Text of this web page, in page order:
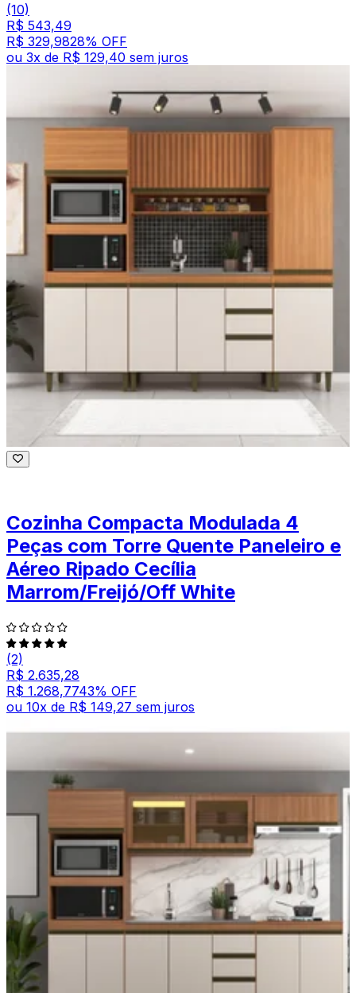
(10)
R$ 543,49
R$ 329,9828% OFF
ou 3x de R$ 129,40 sem juros
Cozinha Compacta Modulada 4
Peças com Torre Quente Paneleiro e
Aéreo Ripado Cecília
Marrom/Freijó/Off White
(2)
R$ 2.635,28
R$ 1.268,7743% OFF
ou 10x de R$ 149,27 sem juros